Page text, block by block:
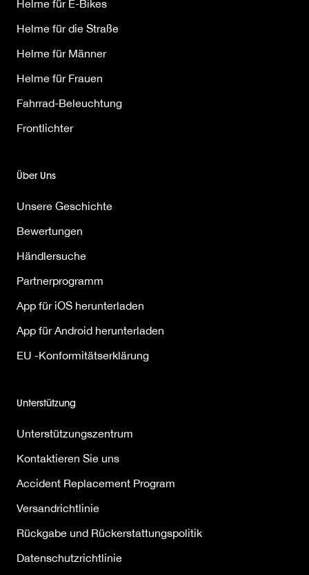
Helme für E-Bikes
Helme für die Straße
Helme für Männer
Helme für Frauen
Fahrrad-Beleuchtung
Frontlichter
Über Uns
Unsere Geschichte
Bewertungen
Händlersuche
Partnerprogramm
App für iOS herunterladen
App für Android herunterladen
EU -Konformitätserklärung
Unterstützung
Unterstützungszentrum
Kontaktieren Sie uns
Accident Replacement Program
Versandrichtlinie
Rückgabe und Rückerstattungspolitik
Datenschutzrichtlinie